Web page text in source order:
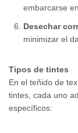
embarcarse
Desechar
minimizar el
Tipos de tintes
En el teñido de
tintes, cada uno
específicos: